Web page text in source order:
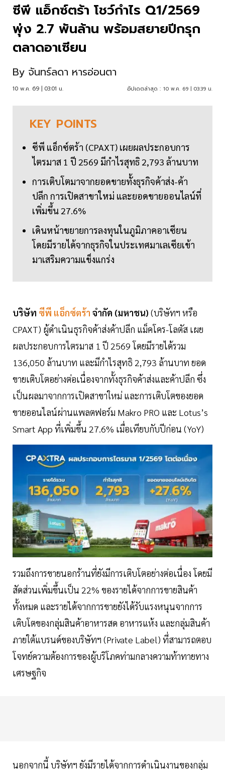
ซีพี แอ็กซ์ตร้า โชว์กำไร Q1/2569
พุ่ง 2.7 พันล้าน พร้อมสยายปีกรุก
ตลาดอาเซียน
By จันทร์ลดา หารอ่อนตา
10 พ.ค. 69 | 03:01 น. อัปเดตล่าสุด : 10 พ.ค. 69 | 03:39 น.
KEY POINTS
ซีพี แอ็กซ์ตร้า (CPAXT) เผยผลประกอบการ
ไตรมาส 1 ปี 2569 มีกำไรสุทธิ 2,793 ล้านบาท
การเติบโตมาจากยอดขายทั้งธุรกิจค้าส่ง-ค้า
ปลีก การเปิดสาขาใหม่ และยอดขายออนไลน์ที่
เพิ่มขึ้น 27.6%
เดินหน้าขยายการลงทุนในภูมิภาคอาเซียน
โดยมีรายได้จากธุรกิจในประเทศมาเลเซียเข้า
มาเสริมความแข็งแกร่ง
บริษัท ซีพี แอ็กซ์ตร้า จำกัด (มหาชน) (บริษัทฯ หรือ
CPAXT) ผู้ดำเนินธุรกิจค้าส่งค้าปลีก แม็คโคร-โลตัส เผย
ผลประกอบการไตรมาส 1 ปี 2569 โดยมีรายได้รวม
136,050 ล้านบาท และมีกำไรสุทธิ 2,793 ล้านบาท ยอด
ขายเติบโตอย่างต่อเนื่องจากทั้งธุรกิจค้าส่งและค้าปลีก ซึ่ง
เป็นผลมาจากการเปิดสาขาใหม่ และการเติบโตของยอด
ขายออนไลน์ผ่านแพลตฟอร์ม Makro PRO และ Lotus’s
Smart App ที่เพิ่มขึ้น 27.6% เมื่อเทียบกับปีก่อน (YoY)
รวมถึงการขายนอกร้านที่ยังมีการเติบโตอย่างต่อเนื่อง โดยมี
สัดส่วนเพิ่มขึ้นเป็น 22% ของรายได้จากการขายสินค้า
ทั้งหมด และรายได้จากการขายยังได้รับแรงหนุนจากการ
เติบโตของกลุ่มสินค้าอาหารสด อาหารแห้ง และกลุ่มสินค้า
ภายใต้แบรนด์ของบริษัทฯ (Private Label) ที่สามารถตอบ
โจทย์ความต้องการของผู้บริโภคท่ามกลางความท้าทายทาง
เศรษฐกิจ
นอกจากนี้ บริษัทฯ ยังมีรายได้จากการดำเนินงานของกลุ่ม